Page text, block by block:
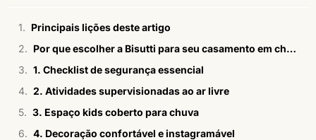
Principais lições deste artigo
Por que escolher a Bisutti para seu casamento em chácara com espaço kids?
1. Checklist de segurança essencial
2. Atividades supervisionadas ao ar livre
3. Espaço kids coberto para chuva
4. Decoração confortável e instagramável